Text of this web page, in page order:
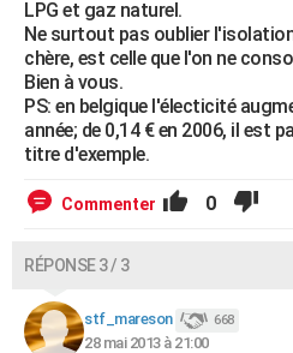
LPG et gaz naturel.
Ne surtout pas oublier
chère, est celle que l'on ne
Bien à vous.
PS: en belgique l'électicité
année; de 0,14 € en 2006, il est
titre d'exemple.
Commenter 0
RÉPONSE 3 / 3
stf_mareson 668
28 mai 2013 à 21:00